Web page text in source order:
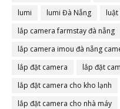
lumi
lumi Đà Nẵng luật
lắp camera farmstay đà nẵng
lắp camera imou đà nẵng
lắp đặt camera
lắp đặt
lắp đặt camera cho kho lạnh
lắp đặt camera cho nhà máy